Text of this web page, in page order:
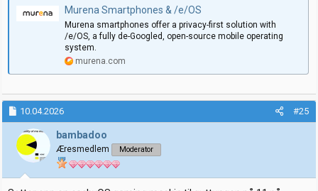
Murena Smartphones & /e/OS
Murena smartphones offer a privacy-first solution with
/e/OS, a fully de-Googled, open-source mobile operating
system.
murena.com
10.04.2026 #25
bambadoo
Æresmedlem Moderator